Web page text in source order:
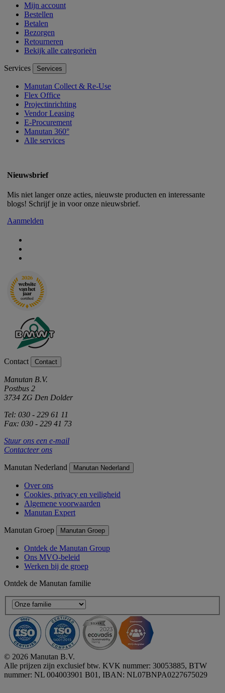
Mijn account
Bestellen
Betalen
Bezorgen
Retourneren
Bekijk alle categorieën
Services Services
Manutan Collect & Re-Use
Flex Office
Projectinrichting
Vendor Leasing
E-Procurement
Manutan 360°
Alle services
Nieuwsbrief
Mis niet langer onze acties, nieuwste producten en interessante
blogs! Schrijf je in voor onze nieuwsbrief.
Aanmelden
Contact Contact
Manutan B.V.
Postbus 2
3734 ZG Den Dolder
Tel: 030 - 229 61 11
Fax: 030 - 229 41 73
Stuur ons een e-mail
Contacteer ons
Manutan Nederland Manutan Nederland
Over ons
Cookies, privacy en veiligheid
Algemene voorwaarden
Manutan Expert
Manutan Groep Manutan Groep
Ontdek de Manutan Group
Ons MVO-beleid
Werken bij de groep
Ontdek de Manutan familie
© 2026 Manutan B.V.
Alle prijzen zijn exclusief btw. KVK nummer: 30053885, BTW
nummer: NL 004003901 B01, IBAN: NL07BNPA0227675029